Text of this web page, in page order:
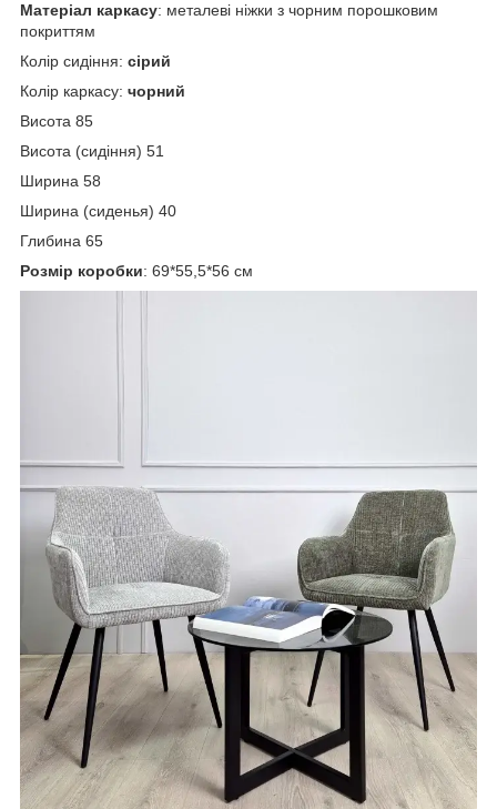
Матеріал каркасу: металеві ніжки з чорним порошковим
покриттям
Колір сидіння: сірий
Колір каркасу: чорний
Висота 85
Висота (сидіння) 51
Ширина 58
Ширина (сиденья) 40
Глибина 65
Розмір коробки: 69*55,5*56 см